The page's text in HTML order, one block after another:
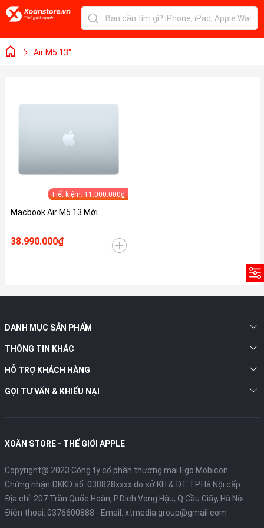
Air M5 13"
Tiết kiệm: 11.000.000₫
Macbook Air M5 13 Mới
38.990.000₫
DANH MỤC SẢN PHẨM
THÔNG TIN KHÁC
HỖ TRỢ KHÁCH HÀNG
GỌI TƯ VẤN & KHIẾU NẠI
XOĂN STORE - THẾ GIỚI APPLE
Copyright@ 2023 Công ty cổ phần thương mại Ego Mobicon
Chứng nhận ĐKKD số: 038828xxxx do sở KH & ĐT TP.Hà Nội cấp
Địa chỉ: 207 Trần Quốc Hoàn, P.Dịch Vọng Hậu, Q.Cầu Giấy, Hà Nội
Điện thoại: 0376600888 - Email: xtmedia.group@gmail.com